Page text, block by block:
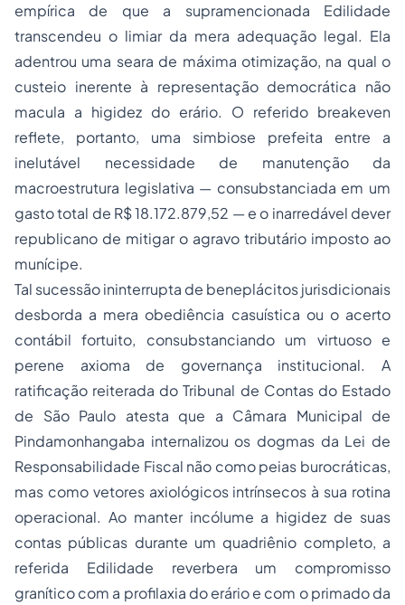
empírica de que a supramencionada Edilidade
transcendeu o limiar da mera adequação legal. Ela
adentrou uma seara de máxima otimização, na qual o
custeio inerente à representação democrática não
macula a higidez do erário. O referido breakeven
reflete, portanto, uma simbiose prefeita entre a
inelutável necessidade de manutenção da
macroestrutura legislativa — consubstanciada em um
gasto total de R$ 18.172.879,52 — e o inarredável dever
republicano de mitigar o agravo tributário imposto ao
munícipe.
Tal sucessão ininterrupta de beneplácitos jurisdicionais
desborda a mera obediência casuística ou o acerto
contábil fortuito, consubstanciando um virtuoso e
perene axioma de governança institucional. A
ratificação reiterada do Tribunal de Contas do Estado
de São Paulo atesta que a Câmara Municipal de
Pindamonhangaba internalizou os dogmas da Lei de
Responsabilidade Fiscal não como peias burocráticas,
mas como vetores axiológicos intrínsecos à sua rotina
operacional. Ao manter incólume a higidez de suas
contas públicas durante um quadriênio completo, a
referida Edilidade reverbera um compromisso
granítico com a profilaxia do erário e com o primado da